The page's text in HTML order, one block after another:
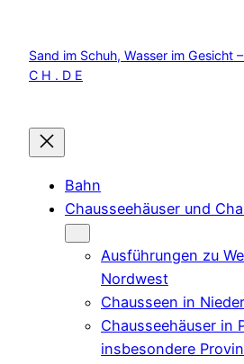
springen
Sand im Schuh, Wasser im Gesicht
C H . D E
Bahn
Chausseehäuser und
Ausführungen zu
Nordwest
Chausseen in
Chausseehäuser in
insbesondere